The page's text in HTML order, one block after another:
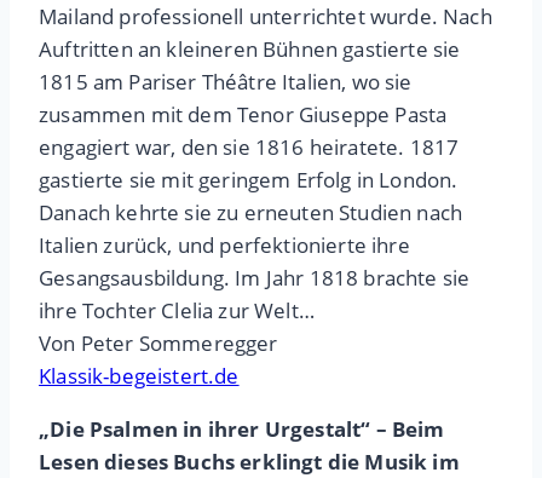
Mailand professionell unterrichtet wurde. Nach
Auftritten an kleineren Bühnen gastierte sie
1815 am Pariser Théâtre Italien, wo sie
zusammen mit dem Tenor Giuseppe Pasta
engagiert war, den sie 1816 heiratete. 1817
gastierte sie mit geringem Erfolg in London.
Danach kehrte sie zu erneuten Studien nach
Italien zurück, und perfektionierte ihre
Gesangsausbildung. Im Jahr 1818 brachte sie
ihre Tochter Clelia zur Welt…
Von Peter Sommeregger
Klassik-begeistert.de
„Die Psalmen in ihrer Urgestalt“ – Beim
Lesen dieses Buchs erklingt die Musik im